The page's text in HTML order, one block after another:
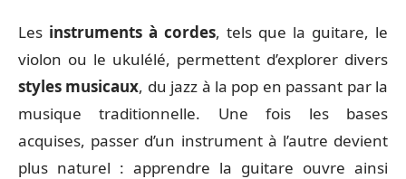
Les instruments à cordes, tels que la guitare, le
violon ou le ukulélé, permettent d’explorer divers
styles musicaux, du jazz à la pop en passant par la
musique traditionnelle. Une fois les bases
acquises, passer d’un instrument à l’autre devient
plus naturel : apprendre la guitare ouvre ainsi